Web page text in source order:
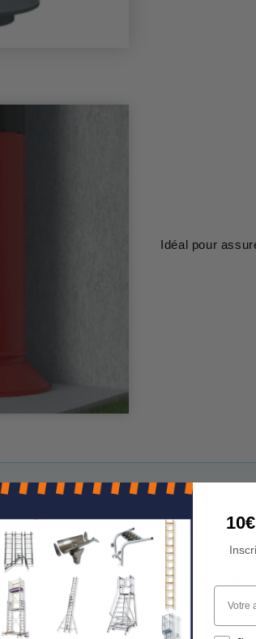
Idéal pour
Une question ? Un conseil ?
Nos conseillers sont à votre
service client est à votre disposition
mail et chat.
Votre